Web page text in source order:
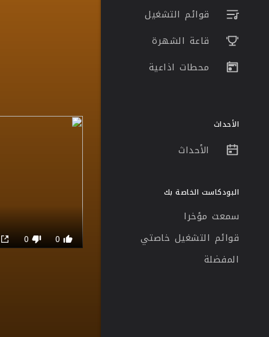
قوائم التشغيل
قاعة الشهرة
محطات اذاعية
الأحداث
الأحداث
البودكاست الخاصة بك
سمعت مؤخرا
قوائم التشغيل خاصتي
المفضلة
0
0